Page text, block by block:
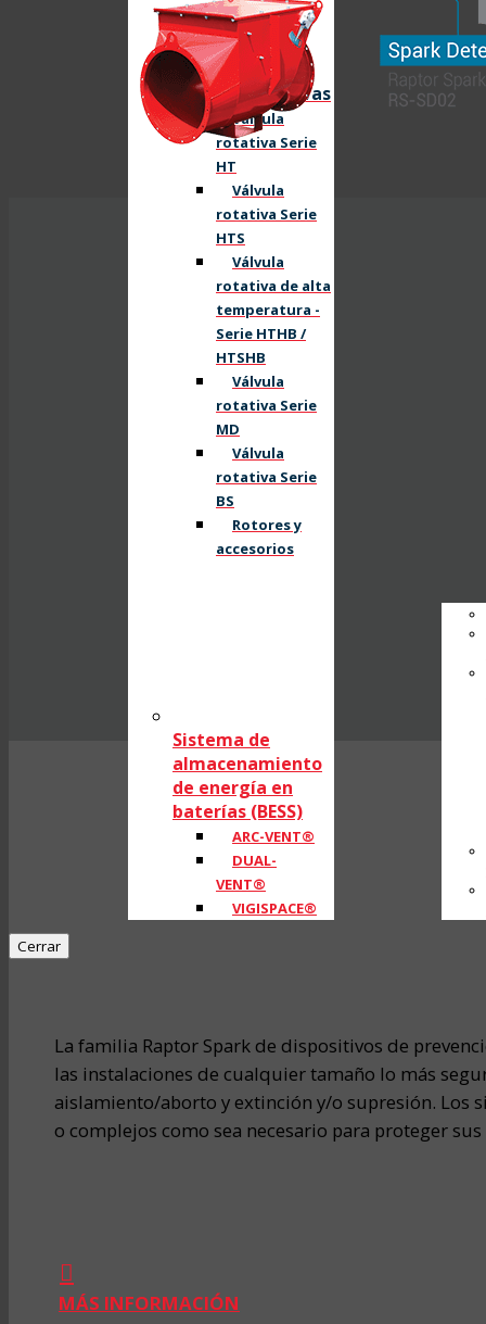
Válvulas rotativas
Válvula
rotativa Serie
HT
Válvula
rotativa Serie
HTS
Válvula
rotativa de alta
temperatura -
Serie HTHB /
HTSHB
Válvula
rotativa Serie
MD
Válvula
rotativa Serie
BS
Rotores y
accesorios
Sistema de
almacenamiento
de energía en
baterías (BESS)
ARC-VENT®
DUAL-
VENT®
VIGISPACE®
Cerrar
La familia Raptor Spark de dispositivos de
las instalaciones de cualquier tamaño lo más
aislamiento/aborto y extinción y/o supresión. Los
o complejos como sea necesario para proteger
MÁS INFORMACIÓN